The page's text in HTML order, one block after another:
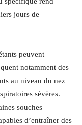
jours de
peuvent
notamment des
au niveau du nez
sévères.
souches
d’entraîner des